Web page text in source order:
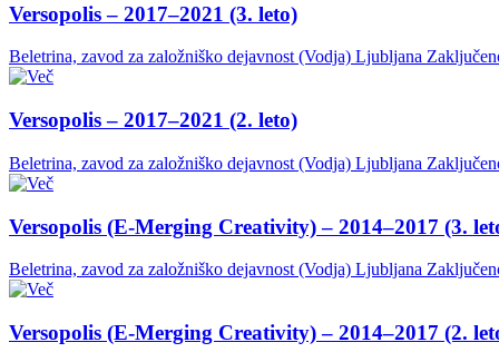
Versopolis – 2017–2021 (3. leto)
Beletrina, zavod za založniško dejavnost (Vodja) Ljubljana
Versopolis – 2017–2021 (2. leto)
Beletrina, zavod za založniško dejavnost (Vodja) Ljubljana
Versopolis (E-Merging Creativity) – 2014–2017 (3.
Beletrina, zavod za založniško dejavnost (Vodja) Ljubljana
Versopolis (E-Merging Creativity) – 2014–2017 (2.